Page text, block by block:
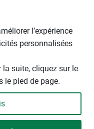
l’expérience
personnalisées
suite, cliquez sur le
le pied de page.